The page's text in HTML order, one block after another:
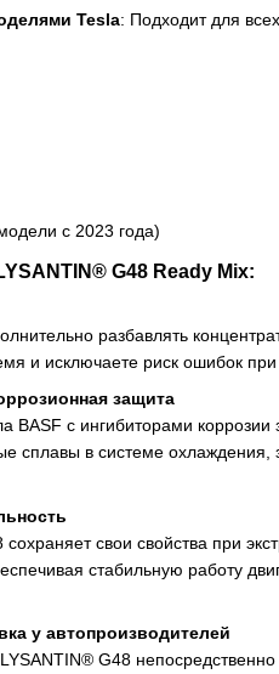
Tesla: Подходит для
с 2023 года)
G48 Ready Mix:
разбавлять
и исключаете риск ошибок
защита
BASF с ингибиторами
сплавы в системе охлаждения,
свои свойства при
стабильную работу
у автопроизводителей
G48